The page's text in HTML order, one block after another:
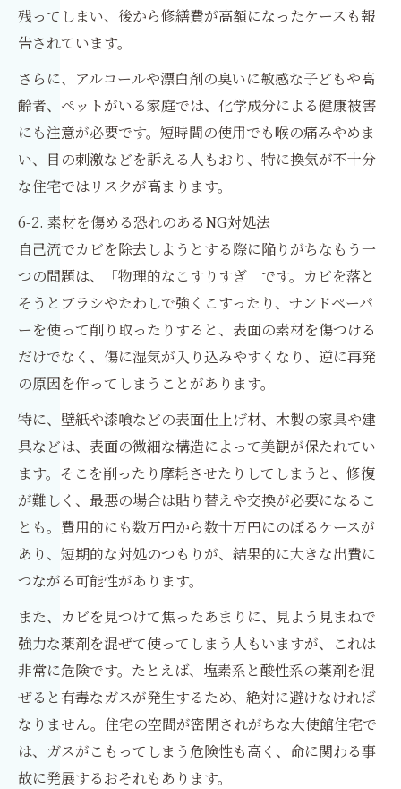
残ってしまい、後から修繕費が高額になったケースも報
告されています。
さらに、アルコールや漂白剤の臭いに敏感な子どもや高
齢者、ペットがいる家庭では、化学成分による健康被害
にも注意が必要です。短時間の使用でも喉の痛みやめま
い、目の刺激などを訴える人もおり、特に換気が不十分
な住宅ではリスクが高まります。
6-2. 素材を傷める恐れのあるNG対処法
自己流でカビを除去しようとする際に陥りがちなもう一
つの問題は、「物理的なこすりすぎ」です。カビを落と
そうとブラシやたわしで強くこすったり、サンドペーパ
ーを使って削り取ったりすると、表面の素材を傷つける
だけでなく、傷に湿気が入り込みやすくなり、逆に再発
の原因を作ってしまうことがあります。
特に、壁紙や漆喰などの表面仕上げ材、木製の家具や建
具などは、表面の微細な構造によって美観が保たれてい
ます。そこを削ったり摩耗させたりしてしまうと、修復
が難しく、最悪の場合は貼り替えや交換が必要になるこ
とも。費用的にも数万円から数十万円にのぼるケースが
あり、短期的な対処のつもりが、結果的に大きな出費に
つながる可能性があります。
また、カビを見つけて焦ったあまりに、見よう見まねで
強力な薬剤を混ぜて使ってしまう人もいますが、これは
非常に危険です。たとえば、塩素系と酸性系の薬剤を混
ぜると有毒なガスが発生するため、絶対に避けなければ
なりません。住宅の空間が密閉されがちな大使館住宅で
は、ガスがこもってしまう危険性も高く、命に関わる事
故に発展するおそれもあります。